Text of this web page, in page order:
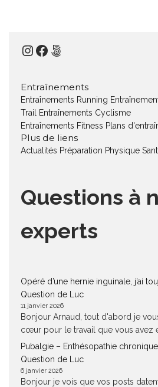
Instagram
Facebook
500px
Entraînements
Entraînements Running
Trail
Entraînements Cyclisme
Entraînements Fitness Plans
Plus de liens
Actualités Préparation Physique
Questions à
experts
Opéré d’une hernie inguinale, j’ai
Question de Luc
11 janvier 2026
Bonjour Arnaud, tout d'abord je
cœur pour le travail que vous avez
Pubalgie – Enthésopathie
Question de Luc
6 janvier 2026
Bonjour je vois que vos posts